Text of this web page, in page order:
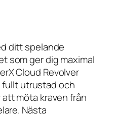
ditt spelande
som ger dig maximal
Cloud Revolver
utrustad och
möta kraven från
Nästa